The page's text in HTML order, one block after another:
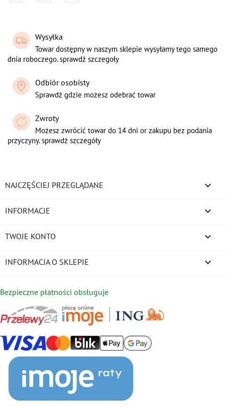
Wysyłka
Towar dostępny w naszym sklepie wysyłamy tego samego
dnia roboczego. sprawdź szczegoły
Odbiór osobisty
Sprawdź gdzie możesz odebrać towar
Zwroty
Możesz zwrócić towar do 14 dni or zakupu bez podania
przyczyny. sprawdź szczegóły
NAJCZĘŚCIEJ PRZEGLĄDANE 
INFORMACJE 
TWOJE KONTO 
INFORMACJA O SKLEPIE keyboard_arrow_down
Bezpieczne płatności obsługuje